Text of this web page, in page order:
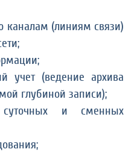
каналам (линиям связи)
учет (ведение архива
глубиной записи);
и сменных